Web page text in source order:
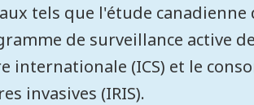
tels que l'étude canadienne
de surveillance active
internationale (ICS) et le
invasives (IRIS).